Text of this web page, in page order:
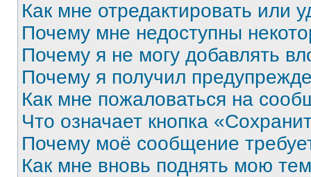
Как мне отредактировать или
Почему мне недоступны
Почему я не могу добавлять
Почему я получил
Как мне пожаловаться на
Что означает кнопка
Почему моё сообщение
Как мне вновь поднять мою